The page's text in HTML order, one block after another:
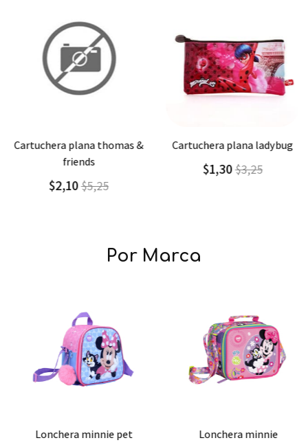
Agregar Detalle
cartuchera plana thomas &
friends
$2,10 $5,25
Agregar Detalle
cartuchera plana ladybug
$1,30 $3,25
Por Marca
Agregar Detalle
lonchera minnie pet Agregar Detalle
lonchera minnie